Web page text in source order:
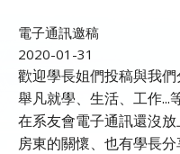
電子通訊邀稿
2020-01-31
歡迎學長姐們投稿與我
舉凡就學、生活、工作...
在系友會電子通訊還沒
房東的關懷、也有學長